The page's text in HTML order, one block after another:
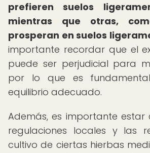
prefieren suelos
mientras que otras,
prosperan en suelos
importante recordar que el
puede ser perjudicial para
por lo que es
equilibrio adecuado.
Además, es importante
regulaciones locales y las
cultivo de ciertas hierbas